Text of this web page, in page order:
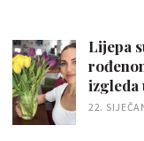
Lijepa
izgleda
22.